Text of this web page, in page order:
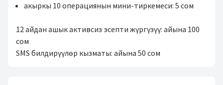
акыркы 10 операциянын мини-тиркемеси: 5 сом
12 айдан ашык активсиз эсепти жүргүзүү: айына 100
сом
SMS билдирүүлөр кызматы: айына 50 сом